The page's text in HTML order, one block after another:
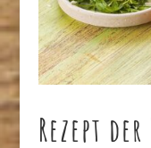
Rezept